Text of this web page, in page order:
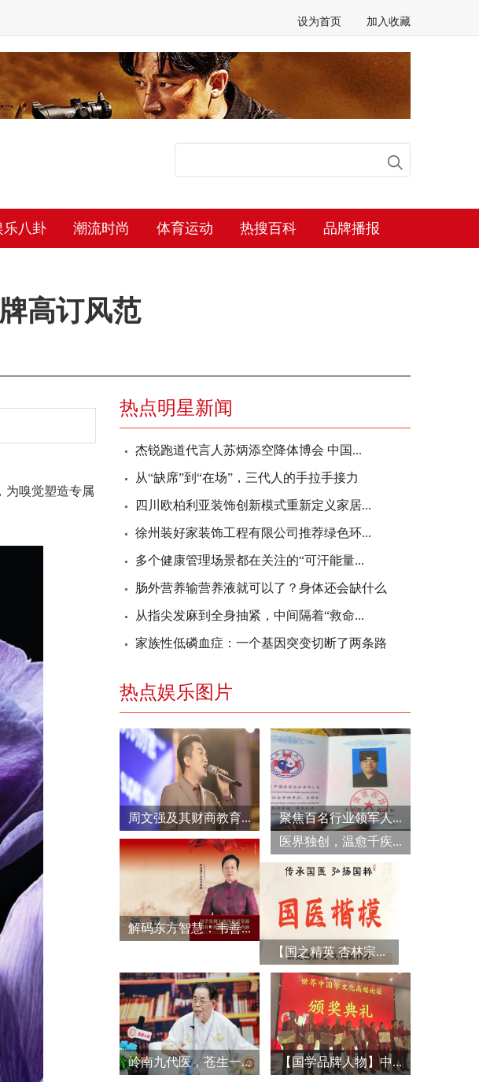
设为首页 加入收藏
乐八卦 潮流时尚 体育运动 热搜百科 品牌播报
高订风范
为嗅觉塑造专属
热点明星新闻
杰锐跑道代言人苏炳添空降体博会 中国...
从“缺席”到“在场”，三代人的手拉手接力
四川欧柏利亚装饰创新模式重新定义家居...
徐州装好家装饰工程有限公司推荐绿色环...
多个健康管理场景都在关注的“可汗能量...
肠外营养输营养液就可以了？身体还会缺什么
从指尖发麻到全身抽紧，中间隔着“救命...
家族性低磷血症：一个基因突变切断了两条路
热点娱乐图片
周文强及其财商教育... 聚焦百名行业领军人...
解码东方智慧：韦善...
医界独创，温愈千疾...
【国之精英 杏林宗...
【国学品牌人物】中...
岭南九代医，苍生一...